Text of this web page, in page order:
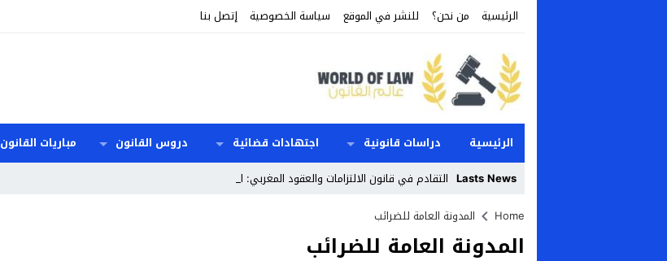
الرئيسية من نحن؟ للنشر في الموقع سياسة الخصوصية إتصل بنا
الرئيسية دراسات قانونية اجتهادات قضائية دروس القانون مباريات القانون
Lasts News التقادم في قانون الالتزامات والعقود المغربي: المدد و_
Stop
Previous
Home المدونة العامة للضرائب
المدونة العامة للضرائب